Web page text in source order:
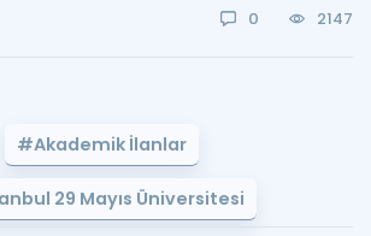
0 2147
#Akademik İlanlar
29 Mayıs Üniversitesi